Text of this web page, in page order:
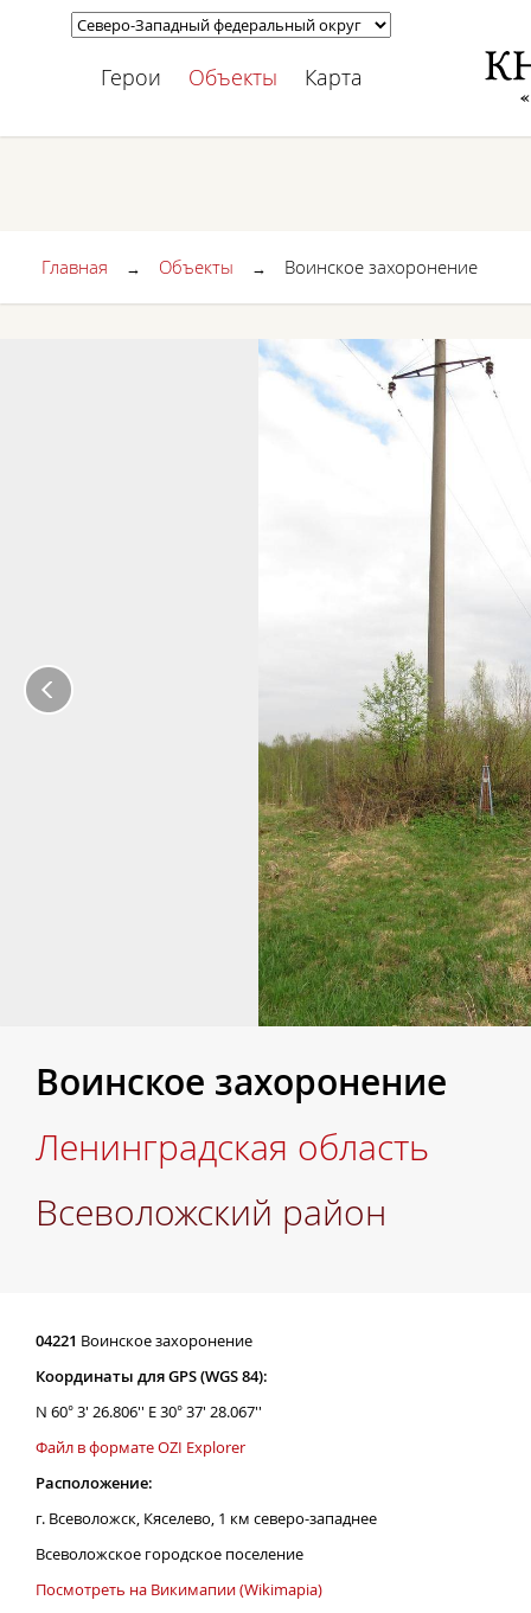
Герои Объекты Карта
Главная → Объекты → Воинское захоронение
Воинское захоронение
Ленинградская область
Всеволожский район
04221 Воинское захоронение
Координаты для GPS (WGS 84):
N 60° 3' 26.806'' E 30° 37' 28.067''
Файл в формате OZI Explorer
Расположение:
г. Всеволожск, Кяселево, 1 км северо-западнее
Всеволожское городское поселение
Посмотреть на Викимапии (Wikimapia)